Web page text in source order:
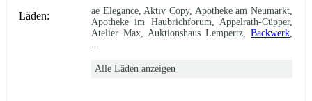
Läden:
ae Elegance, Aktiv Copy, Apotheke am Neumarkt,
Apotheke im Haubrichforum, Appelrath-Cüpper,
Atelier Max, Auktionshaus Lempertz, Backwerk
Alle Läden anzeigen